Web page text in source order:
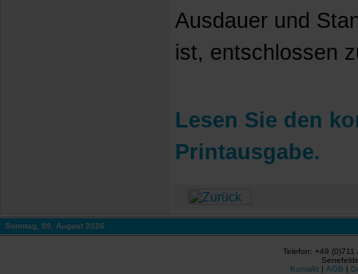
Ausdauer und
ist, entschlossen
Lesen Sie den
Printausgabe.
Sonntag, 09. August 2026
Telefon: +49
Kontakt | AGB |